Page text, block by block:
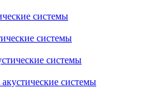
системы
системы
системы
системы